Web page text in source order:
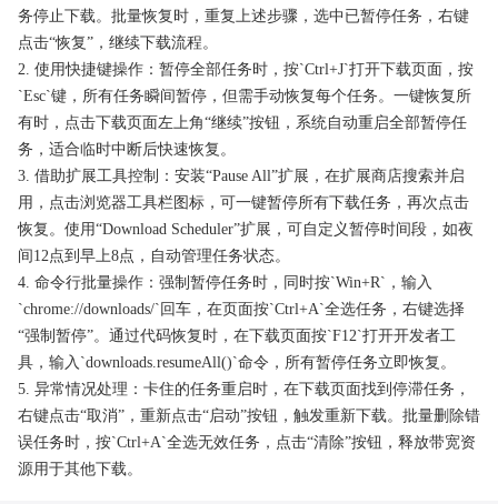
务停止下载。批量恢复时，重复上述步骤，选中已暂停任务，右键
点击“恢复”，继续下载流程。
2. 使用快捷键操作：暂停全部任务时，按`Ctrl+J`打开下载页面，按
`Esc`键，所有任务瞬间暂停，但需手动恢复每个任务。一键恢复所
有时，点击下载页面左上角“继续”按钮，系统自动重启全部暂停任
务，适合临时中断后快速恢复。
3. 借助扩展工具控制：安装“Pause All”扩展，在扩展商店搜索并启
用，点击浏览器工具栏图标，可一键暂停所有下载任务，再次点击
恢复。使用“Download Scheduler”扩展，可自定义暂停时间段，如夜
间12点到早上8点，自动管理任务状态。
4. 命令行批量操作：强制暂停任务时，同时按`Win+R`，输入
`chrome://downloads/`回车，在页面按`Ctrl+A`全选任务，右键选择
“强制暂停”。通过代码恢复时，在下载页面按`F12`打开开发者工
具，输入`downloads.resumeAll()`命令，所有暂停任务立即恢复。
5. 异常情况处理：卡住的任务重启时，在下载页面找到停滞任务，
右键点击“取消”，重新点击“启动”按钮，触发重新下载。批量删除错
误任务时，按`Ctrl+A`全选无效任务，点击“清除”按钮，释放带宽资
源用于其他下载。